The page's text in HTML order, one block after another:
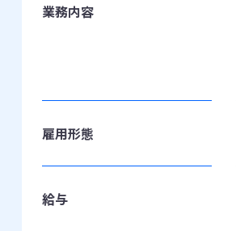
業務内容
雇用形態
給与